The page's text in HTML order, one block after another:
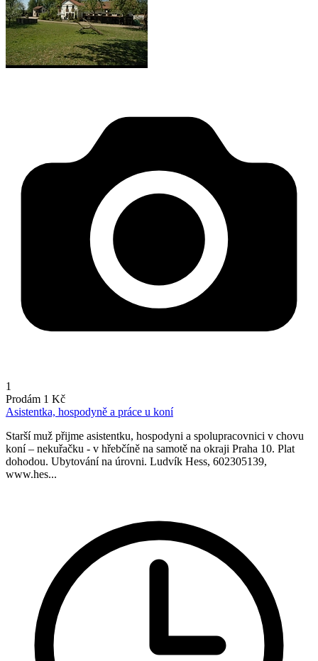
1
Prodám 1 Kč
Asistentka, hospodyně a práce u koní
Starší muž přijme asistentku, hospodyni a spolupracovnici v chovu
koní – nekuřačku - v hřebčíně na samotě na okraji Praha 10. Plat
dohodou. Ubytování na úrovni. Ludvík Hess, 602305139,
www.hes...